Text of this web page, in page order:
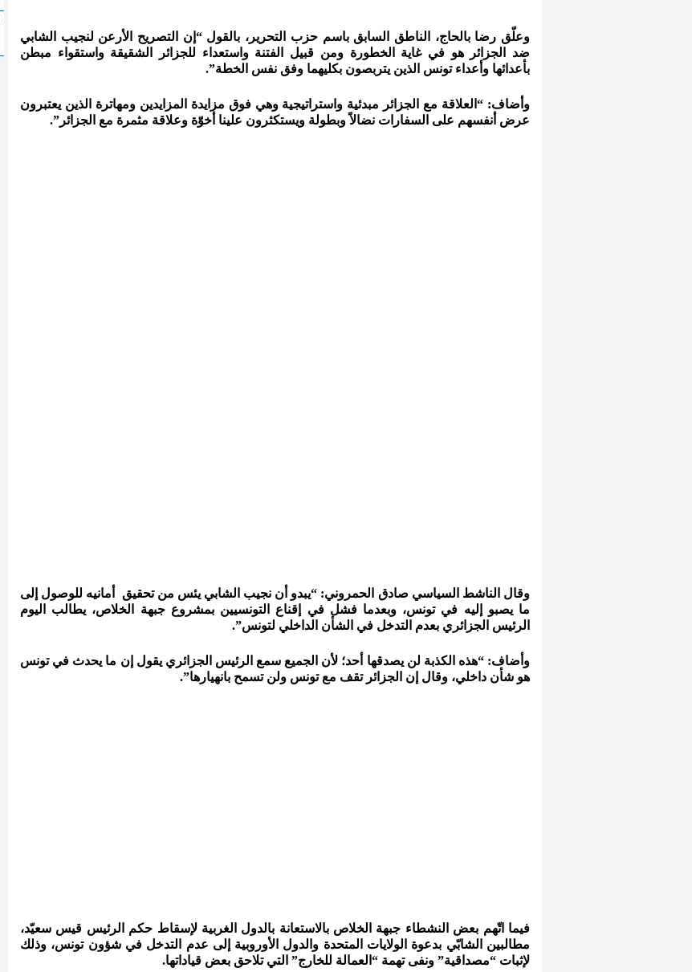
وعلّق رضا بالحاج، الناطق السابق باسم حزب التحرير، بالقول “إن التصريح الأرعن لنجيب الشابي
ضد الجزائر هو في غاية الخطورة ومن قبيل الفتنة واستعداء للجزائر الشقيقة واستقواء مبطن
بأعدائها وأعداء تونس الذين يتربصون بكليهما وفق نفس الخطة”.
وأضاف: “العلاقة مع الجزائر مبدئية واستراتيجية وهي فوق مزايدة المزايدين ومهاترة الذين يعتبرون
عرض أنفسهم على السفارات نضالاً وبطولة ويستكثرون علينا أخوّة وعلاقة مثمرة مع الجزائر”.
وقال الناشط السياسي صادق الحمروني: “يبدو أن نجيب الشابي يئس من تحقيق أمانيه للوصول إلى
ما يصبو إليه في تونس، وبعدما فشل في إقناع التونسيين بمشروع جبهة الخلاص، يطالب اليوم
الرئيس الجزائري بعدم التدخل في الشأن الداخلي لتونس”.
وأضاف: “هذه الكذبة لن يصدقها أحد؛ لأن الجميع سمع الرئيس الجزائري يقول إن ما يحدث في تونس
هو شأن داخلي، وقال إن الجزائر تقف مع تونس ولن تسمح بانهيارها”.
فيما اتّهم بعض النشطاء جبهة الخلاص بالاستعانة بالدول الغربية لإسقاط حكم الرئيس قيس سعيّد،
مطالبين الشابّي بدعوة الولايات المتحدة والدول الأوروبية إلى عدم التدخل في شؤون تونس، وذلك
لإثبات “مصداقية” ونفى تهمة “العمالة للخارج” التي تلاحق بعض قياداتها.